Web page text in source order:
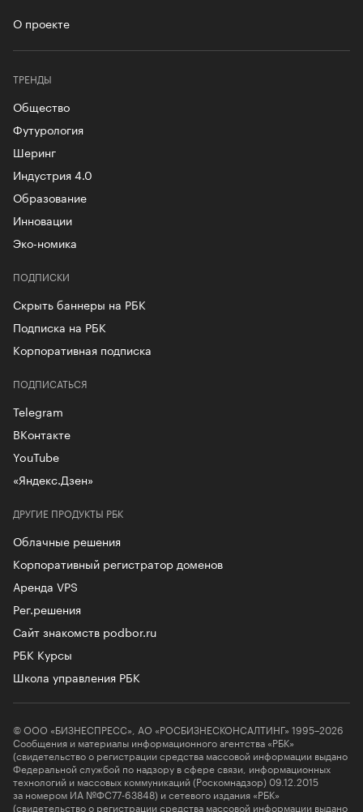
О проекте
ТРЕНДЫ
Общество
Футурология
Шеринг
Индустрия 4.0
Образование
Инновации
Эко-номика
ПОДПИСКИ
Скрыть баннеры на РБК
Подписка на РБК
Корпоративная подписка
ДРУГИЕ ПРОДУКТЫ РБК
Облачные решения
Корпоративный регистратор доменов
Аренда VPS
Рег.решения
Сайт знакомств podbor.ru
РБК Курсы
Школа управления РБК
ПОДПИСАТЬСЯ
Telegram
ВКонтакте
YouTube
«Яндекс.Дзен»
© ООО «БИЗНЕСПРЕСС», АО «РОСБИЗНЕСКОНСАЛТИНГ» 1995–2026
Сообщения и материалы информационного агентства «РБК»
(свидетельство о регистрации средства массовой информации выдано
Федеральной службой по надзору в сфере связи, информационных
технологий и массовых коммуникаций (Роскомнадзор) 09.12.2015
за номером ИА №ФС77-63848) и сетевого издания «РБК»
(свидетельство о регистрации средства массовой информации выдано